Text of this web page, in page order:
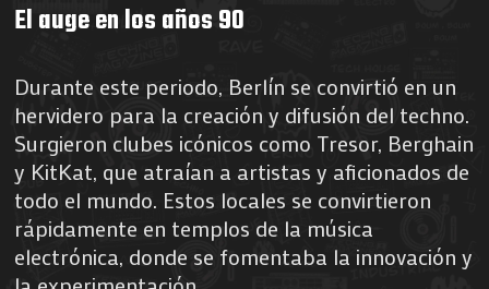
El auge en los años 90
Durante este periodo, Berlín se convirtió en un
hervidero para la creación y difusión del techno.
Surgieron clubes icónicos como Tresor, Berghain
y KitKat, que atraían a artistas y aficionados de
todo el mundo. Estos locales se convirtieron
rápidamente en templos de la música
electrónica, donde se fomentaba la innovación y